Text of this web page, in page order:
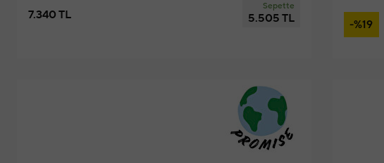
7.340 TL
Sepette
5.505 TL -%19